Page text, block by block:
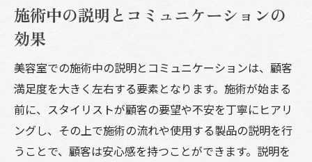
施術中の説明とコミュニケーションの
効果
美容室での施術中の説明とコミュニケーションは、顧客
満足度を大きく左右する要素となります。施術が始まる
前に、スタイリストが顧客の要望や不安を丁寧にヒアリ
ングし、その上で施術の流れや使用する製品の説明を行
うことで、顧客は安心感を持つことができます。説明を